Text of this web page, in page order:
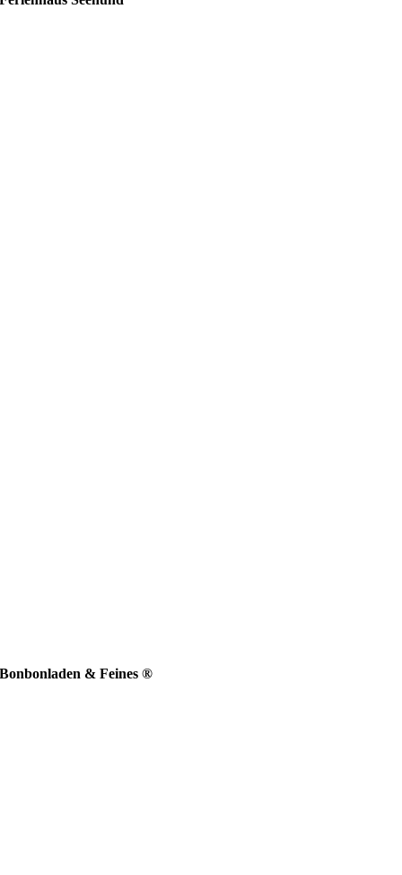
Bonbonladen & Feines ®